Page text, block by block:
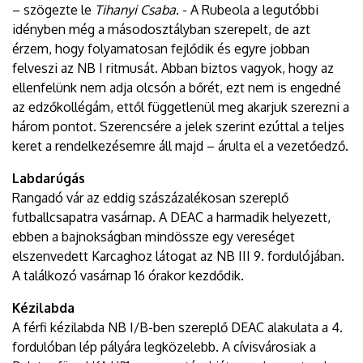
– szögezte le Tihanyi Csaba. - A Rubeola a legutóbbi
idényben még a másodosztályban szerepelt, de azt
érzem, hogy folyamatosan fejlődik és egyre jobban
felveszi az NB I ritmusát. Abban biztos vagyok, hogy az
ellenfelünk nem adja olcsón a bőrét, ezt nem is engedné
az edzőkollégám, ettől függetlenül meg akarjuk szerezni a
három pontot. Szerencsére a jelek szerint ezúttal a teljes
keret a rendelkezésemre áll majd – árulta el a vezetőedző.
Labdarúgás
Rangadó vár az eddig szászázalékosan szereplő
futballcsapatra vasárnap. A DEAC a harmadik helyezett,
ebben a bajnokságban mindössze egy vereséget
elszenvedett Karcaghoz látogat az NB III 9. fordulójában.
A találkozó vasárnap 16 órakor kezdődik.
Kézilabda
A férfi kézilabda NB I/B-ben szereplő DEAC alakulata a 4.
fordulóban lép pályára legközelebb. A cívisvárosiak a